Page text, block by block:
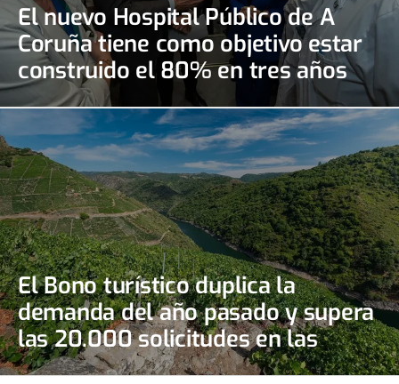
El nuevo Hospital Público de A
Coruña tiene como objetivo estar
construido el 80% en tres años
El Bono turístico duplica la
demanda del año pasado y supera
las 20.000 solicitudes en las
primeras doce horas